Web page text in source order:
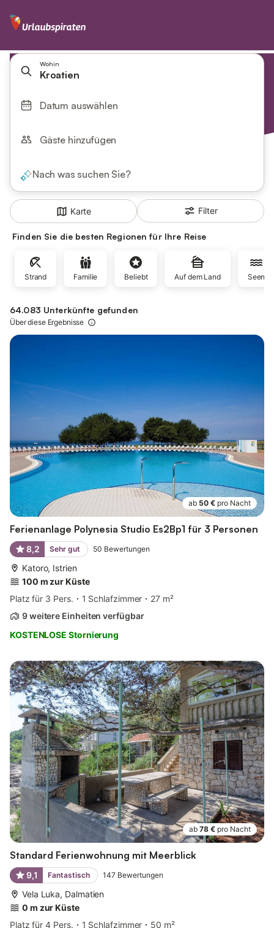
Wohin
Kroatien
Datum auswählen
Gäste hinzufügen
Nach was suchen Sie?
Karte Filter
Finden Sie die besten Regionen für Ihre Reise
Strand Familie Beliebt Auf dem Land Seen
64.083 Unterkünfte gefunden
Über diese Ergebnisse
ab 50 € pro Nacht
Ferienanlage Polynesia Studio Es2Bp1 für 3 Personen
8,2 Sehr gut 50 Bewertungen
Katoro, Istrien
100 m zur Küste
Platz für 3 Pers.
1 Schlafzimmer
27 m²
9 weitere Einheiten verfügbar
KOSTENLOSE Stornierung
ab 78 € pro Nacht
Standard Ferienwohnung mit Meerblick
9,1 Fantastisch 147 Bewertungen
Vela Luka, Dalmatien
0 m zur Küste
Platz für 4 Pers.
1 Schlafzimmer
50 m²